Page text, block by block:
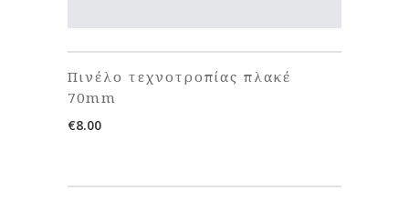
Πινέλο τεχνοτροπίας πλακέ
70mm
€8.00